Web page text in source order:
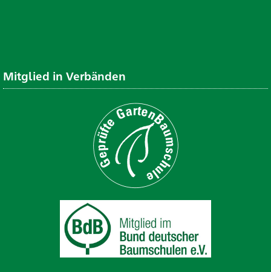
Mitglied in Verbänden